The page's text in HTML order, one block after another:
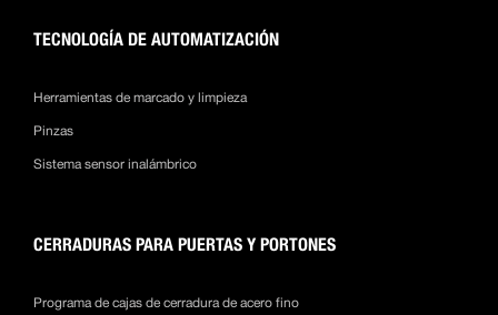
TECNOLOGÍA DE AUTOMATIZACIÓN
Herramientas de marcado y limpieza
Pinzas
Sistema sensor inalámbrico
CERRADURAS PARA PUERTAS Y PORTONES
Programa de cajas de cerradura de acero fino